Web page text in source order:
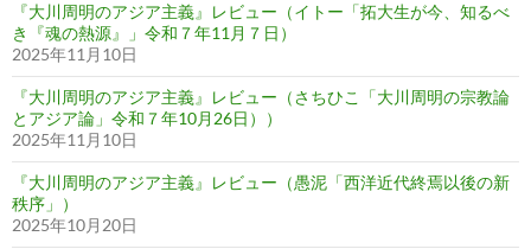
『大川周明のアジア主義』レビュー（イトー「拓大生が今、知るべ
き『魂の熱源』」令和７年11月７日）
2025年11月10日
『大川周明のアジア主義』レビュー（さちひこ「大川周明の宗教論
とアジア論」令和７年10月26日））
2025年11月10日
『大川周明のアジア主義』レビュー（愚泥「西洋近代終焉以後の新
秩序」）
2025年10月20日